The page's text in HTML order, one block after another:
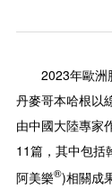
2023年歐洲
丹麥哥本哈根以
由中國大陸專家
11篇，其中包括
阿美樂®)相關成